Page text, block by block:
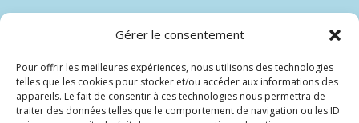
Gérer le consentement
Pour offrir les meilleures expériences, nous utilisons des technologies
telles que les cookies pour stocker et/ou accéder aux informations des
appareils. Le fait de consentir à ces technologies nous permettra de
traiter des données telles que le comportement de navigation ou les ID